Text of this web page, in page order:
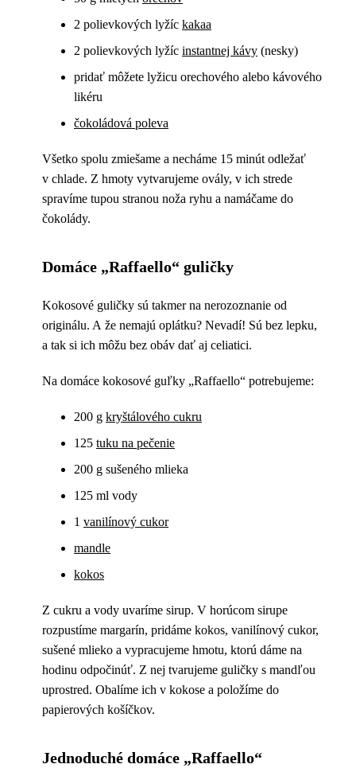
2 polievkových lyžíc kakaa
2 polievkových lyžíc instantnej kávy (nesky)
pridať môžete lyžicu orechového alebo kávového
likéru
čokoládová poleva
Všetko spolu zmiešame a necháme 15 minút odležať
v chlade. Z hmoty vytvarujeme ovály, v ich strede
spravíme tupou stranou noža ryhu a namáčame do
čokolády.
Domáce „Raffaello“ guličky
Kokosové guličky sú takmer na nerozoznanie od
originálu. A že nemajú oplátku? Nevadí! Sú bez lepku,
a tak si ich môžu bez obáv dať aj celiatici.
Na domáce kokosové guľky „Raffaello“ potrebujeme:
200 g kryštálového cukru
125 tuku na pečenie
200 g sušeného mlieka
125 ml vody
1 vanilínový cukor
mandle
kokos
Z cukru a vody uvaríme sirup. V horúcom sirupe
rozpustíme margarín, pridáme kokos, vanilínový cukor,
sušené mlieko a vypracujeme hmotu, ktorú dáme na
hodinu odpočinúť. Z nej tvarujeme guličky s mandľou
uprostred. Obalíme ich v kokose a položíme do
papierových košíčkov.
Jednoduché domáce „Raffaello“